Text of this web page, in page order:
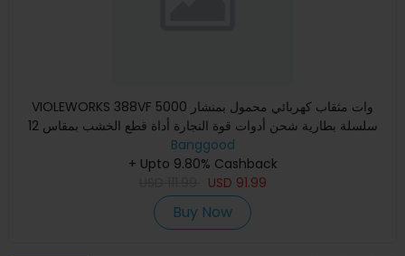
VIOLEWORKS 388VF 5000 وات مثقاب كهربائي محمول بمنشار
سلسلة بطارية شحن أدوات قوة النجارة أداة قطع الخشب بمقاس 12
بوصة مع
Banggood
+ Upto 9.80% Cashback
USD 91.99
Buy Now